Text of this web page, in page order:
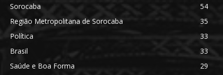
Sorocaba
54
Região Metropolitana de Sorocaba
35
Política
33
Brasil
33
Saúde e Boa Forma
29